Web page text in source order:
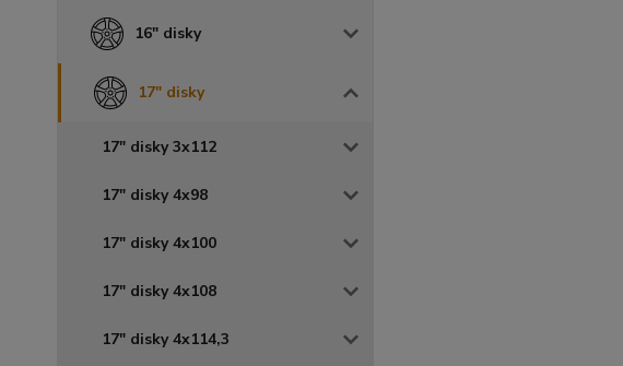
16" disky
17" disky
17" disky 3x112
17" disky 4x98
17" disky 4x100
17" disky 4x108
17" disky 4x114,3